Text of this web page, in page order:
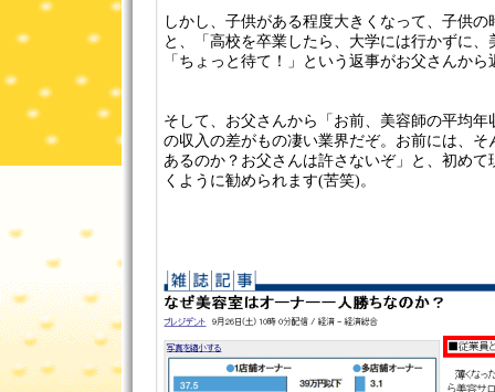
しかし、子供がある程度大きくなって、子供
と、「高校を卒業したら、大学には行かずに
「ちょっと待て！」という返事がお父さんか
そして、お父さんから「お前、美容師の平均
の収入の差がもの凄い業界だぞ。お前には、
あるのか？お父さんは許さないぞ」と、初め
くように勧められます(苦笑)。